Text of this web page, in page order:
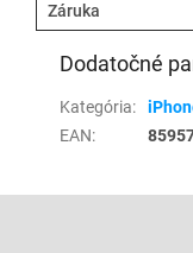
Záruka
Dodatočné
Kategória:
EAN: